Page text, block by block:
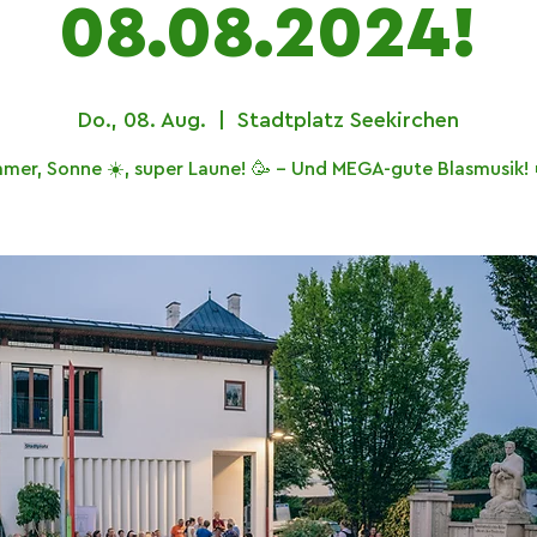
08.08.2024!
Do., 08. Aug. Stadtplatz Seekirchen
Sonne ☀️, super Laune! 🥳 - Und MEGA-gute Blasmusik!